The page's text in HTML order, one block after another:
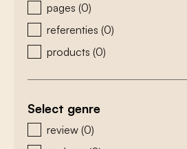
pages (0)
referenties (0)
products (0)
Select genre
zoeken - genre
review (0)